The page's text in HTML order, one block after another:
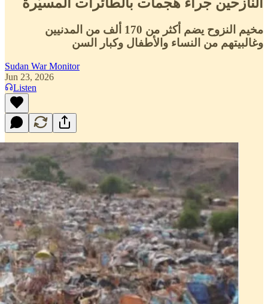
مخيم النزوح يضم أكثر من 170 ألف من المدنيين
وغالبيتهم من النساء والأطفال وكبار السن
Sudan War Monitor
Jun 23, 2026
Listen